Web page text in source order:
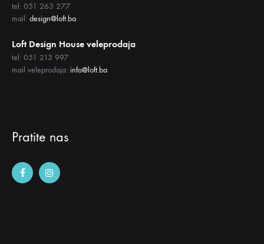
tel: 051 263 277
mail: design@loft.ba
Loft Design House veleprodaja
tel: 051 213 997
mail veleprodaja: info@loft.ba
Pratite nas